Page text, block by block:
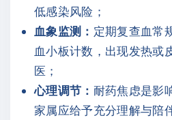
低感染风险；
血象监测： 定期复查血常
血小板计数，出现发热或
医；
心理调节： 耐药焦虑是影
家属应给予充分理解与陪